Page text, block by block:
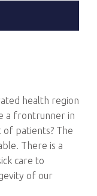
health region
a frontrunner in
of patients? The
There is a
care to
of our